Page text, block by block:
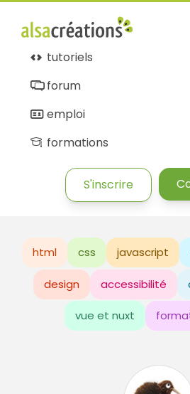
tutoriels
forum
emploi
formations
S'inscrire
html css javascript
design accessibilité
vue et nuxt